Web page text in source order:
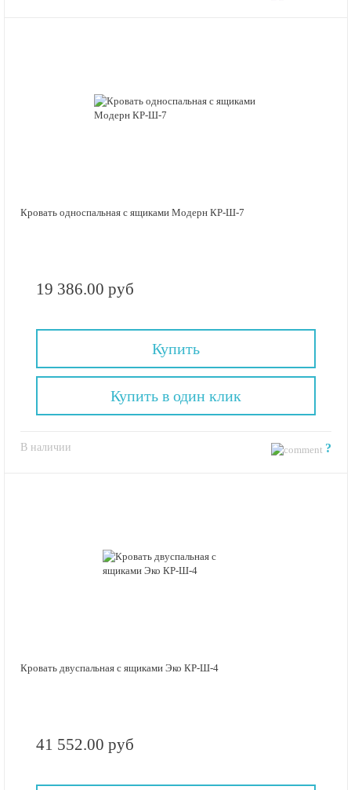
Кровать односпальная с ящиками Модерн КР-Ш-7
19 386.00 руб
Купить
В наличии ?
Купить в один клик
Кровать двуспальная с ящиками Эко КР-Ш-4
41 552.00 руб